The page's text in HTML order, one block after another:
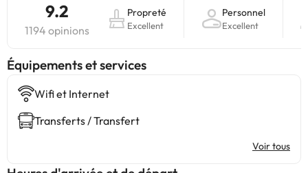
9.2
1194 opinions
Propreté
Excellent
Personnel
Excellent
​Équipements et services
Wifi et Internet
Transferts / Transfert
Voir tous